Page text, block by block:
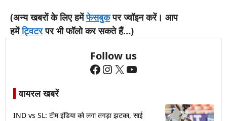
(अन्य खबरों के लिए हमेंफेसबुकपर ज्वॉइन करें। आप
हमेंट्विटरपर भी फॉलो कर सकते हैं…)
Follow us
Facebook
Instagram
X YouTube
वायरल खबरें
IND vs SL: टीम इंडिया को लगा तगड़ा झटका, साई